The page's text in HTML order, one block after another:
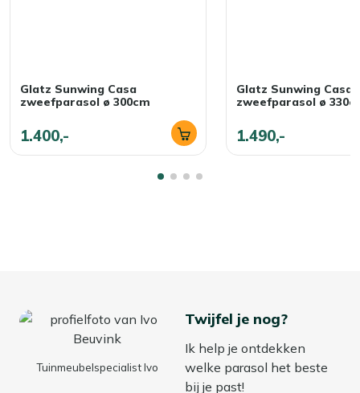
Glatz Sunwing Casa
zweefparasol ø 300cm
1.400,-
Glatz Sunwing Casa
zweefparasol ø
1.490,-
Tuinmeubelspecialist Ivo
Twijfel je nog?
Ik help je ontdekken
welke parasol het beste
bij je past!